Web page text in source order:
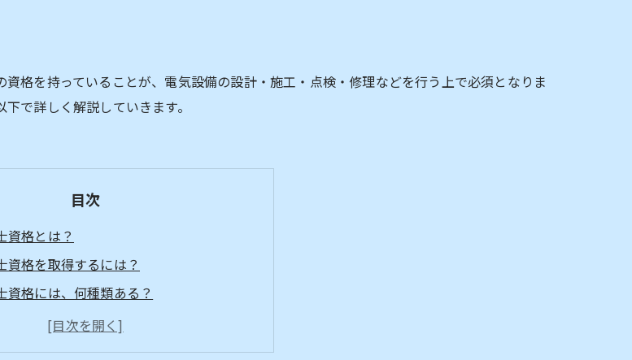
格を持っていることが、電気設備の設計・施工・点検・修理などを行う上で必須となりま
で詳しく解説していきます。
目次
資格とは？
資格を取得するには？
資格には、何種類ある？
資格には、何種類ある？
資格に必要な試験内容は？